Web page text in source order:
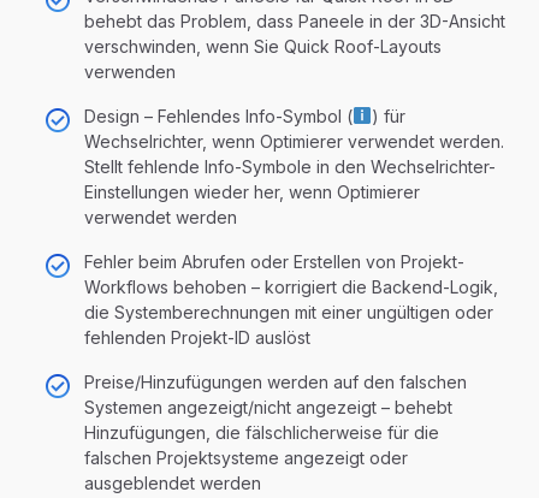
behebt das Problem, dass Paneele in der 3D-Ansicht
verschwinden, wenn Sie Quick Roof-Layouts
verwenden
Design – Fehlendes Info-Symbol (
) für
Wechselrichter, wenn Optimierer verwendet werden.
Stellt fehlende Info-Symbole in den Wechselrichter-
Einstellungen wieder her, wenn Optimierer
verwendet werden
Fehler beim Abrufen oder Erstellen von Projekt-
Workflows behoben – korrigiert die Backend-Logik,
die Systemberechnungen mit einer ungültigen oder
fehlenden Projekt-ID auslöst
Preise/Hinzufügungen werden auf den falschen
Systemen angezeigt/nicht angezeigt – behebt
Hinzufügungen, die fälschlicherweise für die
falschen Projektsysteme angezeigt oder
ausgeblendet werden